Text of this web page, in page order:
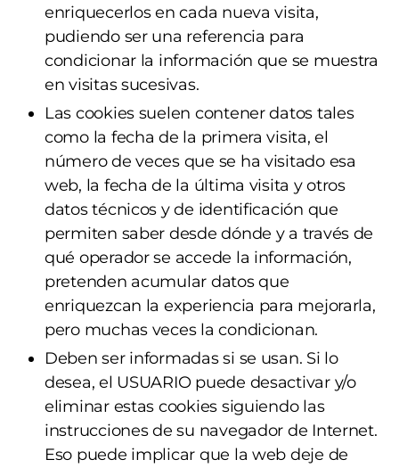
enriquecerlos en cada nueva visita,
pudiendo ser una referencia para
condicionar la información que se muestra
en visitas sucesivas.
Las cookies suelen contener datos tales
como la fecha de la primera visita, el
número de veces que se ha visitado esa
web, la fecha de la última visita y otros
datos técnicos y de identificación que
permiten saber desde dónde y a través de
qué operador se accede la información,
pretenden acumular datos que
enriquezcan la experiencia para mejorarla,
pero muchas veces la condicionan.
Deben ser informadas si se usan. Si lo
desea, el USUARIO puede desactivar y/o
eliminar estas cookies siguiendo las
instrucciones de su navegador de Internet.
Eso puede implicar que la web deje de